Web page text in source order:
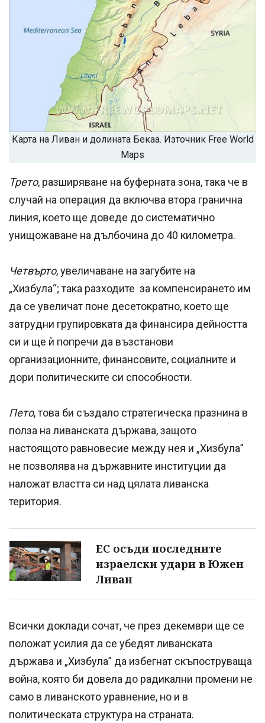
Карта на Ливан и долината Бекаа. Източник Free World
Maps
Трето, разширяване на буферната зона, така че в
случай на операция да включва втора гранична
линия, което ще доведе до систематично
унищожаване на дълбочина до 40 километра.
Четвърто, увеличаване на загубите на
„Хизбула“; така разходите за компенсирането им
да се увеличат поне десетократно, което ще
затрудни групировката да финансира дейността
си и ще ѝ попречи да възстанови
организационните, финансовите, социалните и
дори политическите си способности.
Пето, това би създало стратегическа празнина в
полза на ливанската държава, защото
настоящото равновесие между нея и „Хизбула”
не позволява на държавните институции да
наложат властта си над цялата ливанска
територия.
ЕС осъди последните
израелски удари в Южен
Ливан
Всички доклади сочат, че през декември ще се
положат усилия да се убедят ливанската
държава и „Хизбула” да избегнат скъпоструваща
война, която би довела до радикални промени не
само в ливанското уравнение, но и в
политическата структура на страната.